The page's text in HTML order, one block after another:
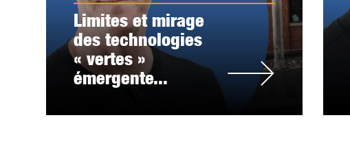
Limites et mirage
des technologies
« vertes »
émergente...